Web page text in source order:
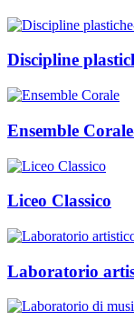
Discipline
Ensemble
Liceo Classico
Laboratorio